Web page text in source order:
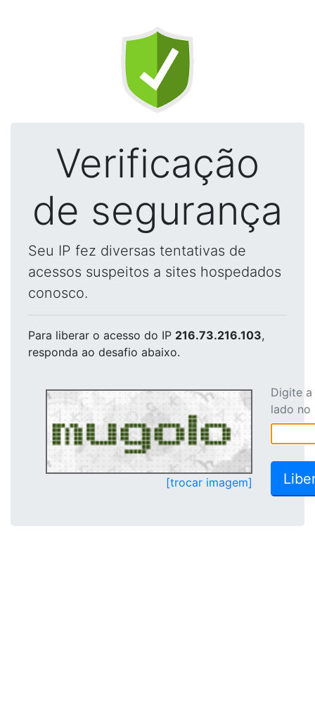
Verificação
de segurança
Seu IP fez diversas tentativas de
acessos suspeitos a sites hospedados
conosco.
Para liberar o acesso do IP 216.73.216.103,
responda ao desafio abaixo.
[trocar imagem]
Digite
lado no